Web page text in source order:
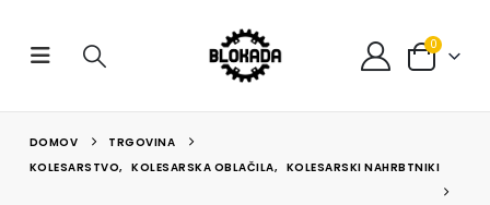
0
DOMOV
TRGOVINA
KOLESARSTVO, KOLESARSKA OBLAČILA, KOLESARSKI NAHRBTNIKI